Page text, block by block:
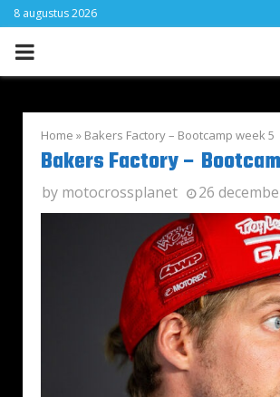
8 augustus 2026
PRIMARY
Home » Bakers Factory – Bootcamp week 5
Bakers Factory –
by motocrossplanet 26